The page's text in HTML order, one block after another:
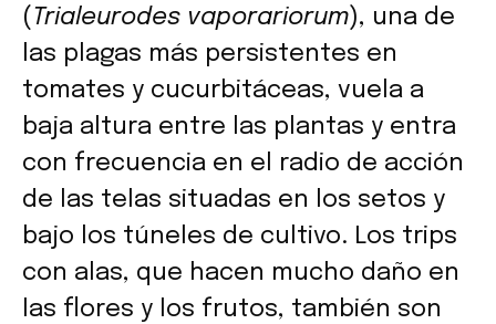
( Trialeurodes vaporariorum), una de
las plagas más persistentes en
tomates y cucurbitáceas, vuela a
baja altura entre las plantas y entra
con frecuencia en el radio de acción
de las telas situadas en los setos y
bajo los túneles de cultivo. Los trips
con alas, que hacen mucho daño en
las flores y los frutos, también son